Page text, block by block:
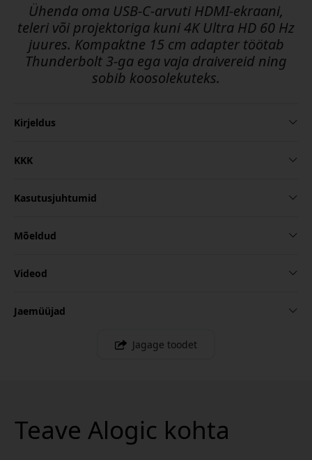
Ühenda oma USB-C-arvuti HDMI-ekraani,
teleri või projektoriga kuni 4K Ultra HD 60 Hz
juures. Kompaktne 15 cm adapter töötab
Thunderbolt 3-ga ega vaja draivereid ning
sobib koosolekuteks.
Kirjeldus
KKK
Kasutusjuhtumid
Mõeldud
Videod
Jaemüüjad
Jagage toodet
Teave Alogic kohta